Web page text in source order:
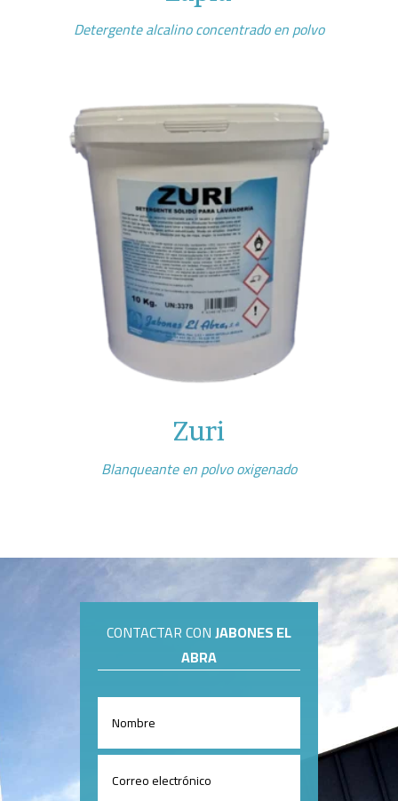
Detergente alcalino concentrado en polvo
Zuri
Blanqueante en polvo oxigenado
CONTACTAR CONJABONES EL
ABRA